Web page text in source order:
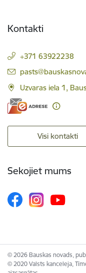
Kontakti
+371 63922238
E-pasts:
Uzvaras iela 1,
Visi kontakti
Sekojiet mums
© 2026 Bauskas novads,
© 2020 Valsts kanceleja,